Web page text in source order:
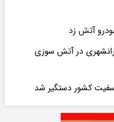
آتش زد
دختر 18 ساله پیرانشهری در آتش سوزی
کشور دستگیر شد